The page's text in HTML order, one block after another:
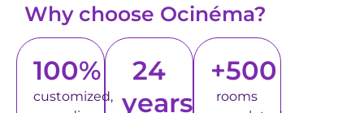
Why choose Ocinéma?
100%
customized,
24
years
+500
rooms